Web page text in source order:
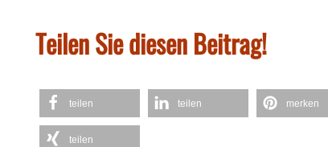
Teilen Sie diesen Beitrag!
teilen teilen merken
teilen